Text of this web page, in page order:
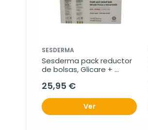
SESDERMA
Sesderma pack reductor
de bolsas, Glicare +
25,95 €
Ver